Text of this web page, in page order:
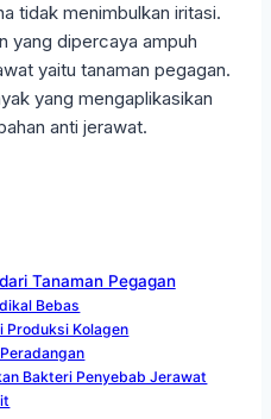
tidak menimbulkan iritasi.
yang dipercaya ampuh
yaitu tanaman pegagan.
yang mengaplikasikan
anti jerawat.
Tanaman Pegagan
Bebas
Produksi Kolagen
Bakteri Penyebab Jerawat